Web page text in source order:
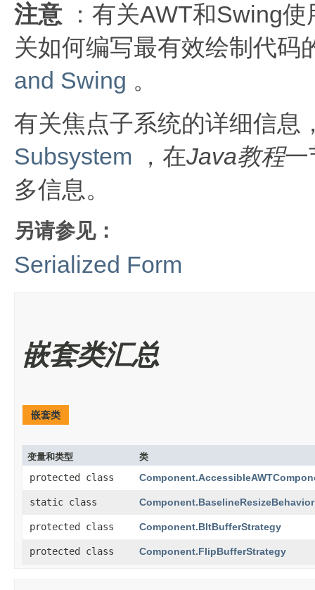
注意 ：有关AWT和Swing
关如何编写最有效绘制代码
and Swing 。
有关焦点子系统的详细信息
Subsystem ，在Java教程一
多信息。
另请参见：
Serialized Form
嵌套类汇总
嵌套类
变量和类型 类
protected class
static class Component.BaselineResizeBehavior
protected class Component.BltBufferStrategy
protected class Component.FlipBufferStrategy